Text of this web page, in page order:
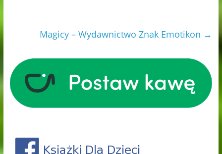
Magicy – Wydawnictwo Znak Emotikon →